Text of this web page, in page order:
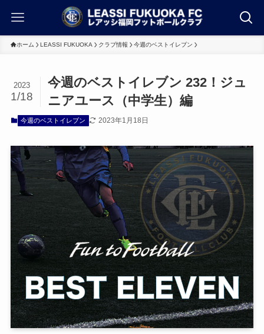
ホーム LEASSI FUKUOKA クラブ情報 今週のベストイレブン
今週のベストイレブン 232！ジュ
ニアユース（中学生）編
2023
1/18
今週のベストイレブン 2023年1月18日